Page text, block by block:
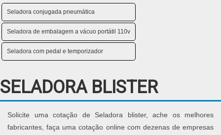
Seladora conjugada pneumática
Seladora de embalagem a vácuo portátil 110v
Seladora com pedal e temporizador
SELADORA BLISTER
Solicite uma cotação de Seladora blister, ache os melhores
fabricantes, faça uma cotação online com dezenas de empresas